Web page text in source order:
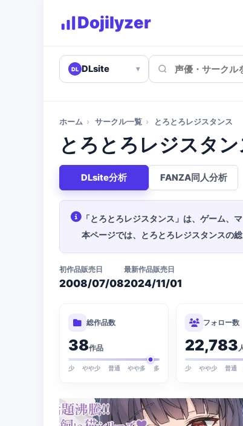
Dojilyzer
DL DLsite ▾
ホーム › サークル一覧 › とろとろレジスタンス
とろとろレジスタン
DLsite分析 FANZA同人分析
「とろとろレジスタンス」は、ゲーム、
本ページでは、とろとろレジスタンスの
初作品販売日
2008/07/08
最新作品販売日
2024/11/01
総作品数
38作品
少 やや少 普通 やや多 多
フォロー数
22,783
少 やや少 普通